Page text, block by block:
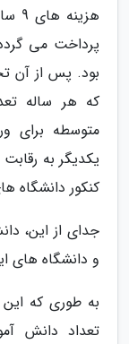
پرداخت می
بود. پس از آن
که هر ساله
متوسطه برای
یکدیگر به
کنکور دانشگاه
جدای از این،
و دانشگاه های
به طوری که
تعداد دانش